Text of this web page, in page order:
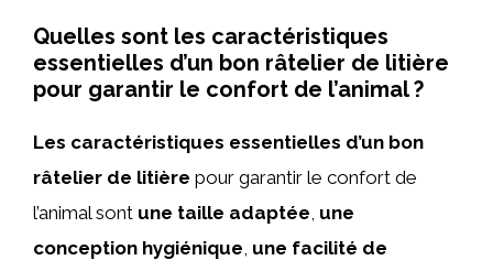
Quelles sont les caractéristiques
essentielles d’un bon râtelier de litière
pour garantir le confort de l’animal ?
Les caractéristiques essentielles d’un bon
râtelier de litière pour garantir le confort de
l’animal sont une taille adaptée, une
conception hygiénique, une facilité de